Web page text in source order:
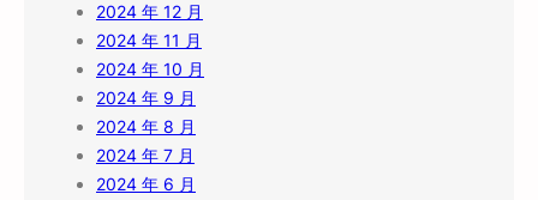
2024 年 12 月
2024 年 11 月
2024 年 10 月
2024 年 9 月
2024 年 8 月
2024 年 7 月
2024 年 6 月